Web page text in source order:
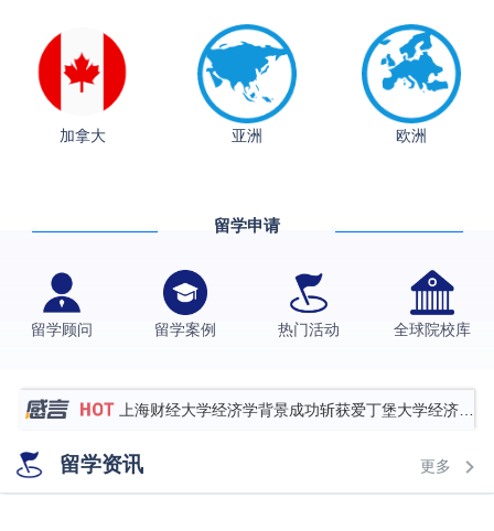
加拿大 亚洲 欧洲
留学申请
留学顾问 留学案例 热门活动 全球院校库
格拉斯哥大学国际商务硕士录取案例
伯明翰大学数字媒体与创意产业硕士录取案例
Offer
上海财经大学经济学背景成功斩获爱丁堡大学经济学
硕士录取
数学背景的他，靠“供应链”故事敲开哥大、宾大之门
专科逆袭伦敦大学学院UCL录取案例解析
留学资讯 更多